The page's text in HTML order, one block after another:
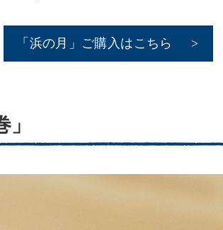
「浜の月」ご購入はこちら